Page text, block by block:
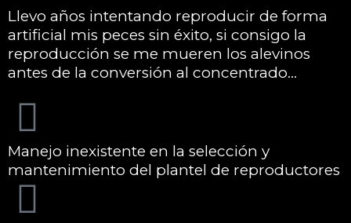
Llevo años intentando reproducir de forma
artificial mis peces sin éxito, si consigo la
reproducción se me mueren los alevinos
antes de la conversión al concentrado...
Manejo inexistente en la selección y
mantenimiento del plantel de reproductores